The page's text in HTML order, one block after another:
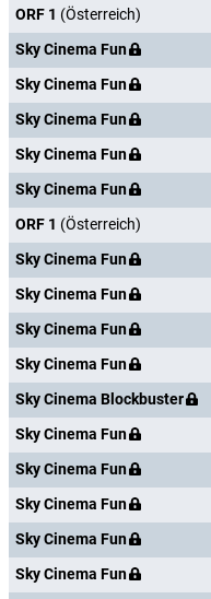
ORF 1 (Österreich)
Sky Cinema Fun
Sky Cinema Fun
Sky Cinema Fun
Sky Cinema Fun
Sky Cinema Fun
ORF 1 (Österreich)
Sky Cinema Fun
Sky Cinema Fun
Sky Cinema Fun
Sky Cinema Fun
Sky Cinema Blockbuster
Sky Cinema Fun
Sky Cinema Fun
Sky Cinema Fun
Sky Cinema Fun
Sky Cinema Fun